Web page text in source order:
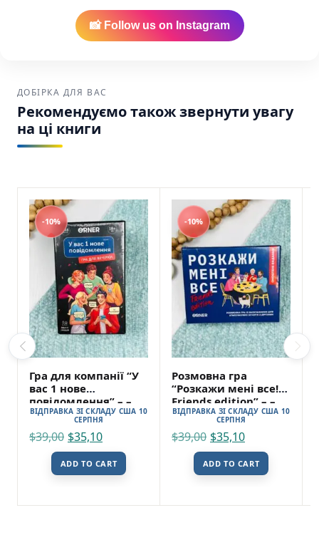
2601000027370📸 Follow us on Instagram
ДОБІРКА ДЛЯ ВАС
Рекомендуємо також звернути увагу
на ці книги
-10%
Гра для компанії “У
вас 1 нове
повідомлення” – –
Orner
ВІДПРАВКА ЗІ СКЛАДУ США 10
СЕРПНЯ
$39,00 $35,10
ADD TO CART
-10%
Розмовна гра
“Розкажи мені все!
Friends edition” – –
Orner
ВІДПРАВКА ЗІ СКЛАДУ США 10
СЕРПНЯ
$39,00 $35,10
ADD TO CART